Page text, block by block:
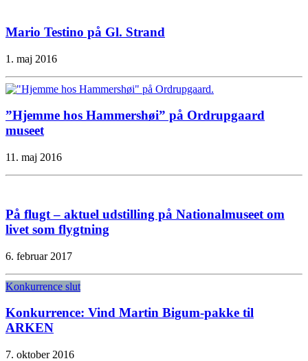
Mario Testino på Gl. Strand
1. maj 2016
”Hjemme hos Hammershøi” på Ordrupgaard
museet
11. maj 2016
På flugt – aktuel udstilling på Nationalmuseet om
livet som flygtning
6. februar 2017
Konkurrence slut
Konkurrence: Vind Martin Bigum-pakke til
ARKEN
7. oktober 2016